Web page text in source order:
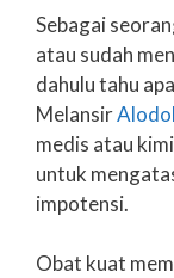
Sebagai
atau sudah
dahulu tahu
Melansir
medis atau
untuk
impotensi.
Obat kuat